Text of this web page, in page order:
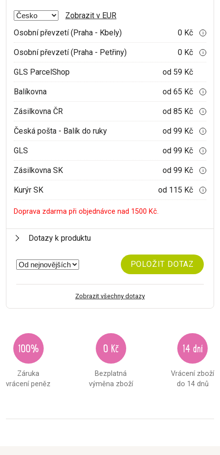
Zobrazit v EUR
Osobní převzetí (Praha - Kbely)
0 Kč i
Osobní převzetí (Praha - Petřiny) 0 Kč i
GLS ParcelShop od 59 Kč
Balíkovna od 65 Kč i
Zásilkovna ČR od 85 Kč i
Česká pošta - Balík do ruky od 99 Kč i
GLS od 99 Kč i
Zásilkovna SK od 99 Kč i
Kurýr SK od 115 Kč i
Doprava zdarma při objednávce nad 1500 Kč.
Dotazy k produktu
POLOŽIT DOTAZ
Zobrazit všechny dotazy
100%
Záruka
vrácení peněz
0 Kč
Bezplatná
výměna zboží
14 dní
Vrácení zboží
do 14 dnů